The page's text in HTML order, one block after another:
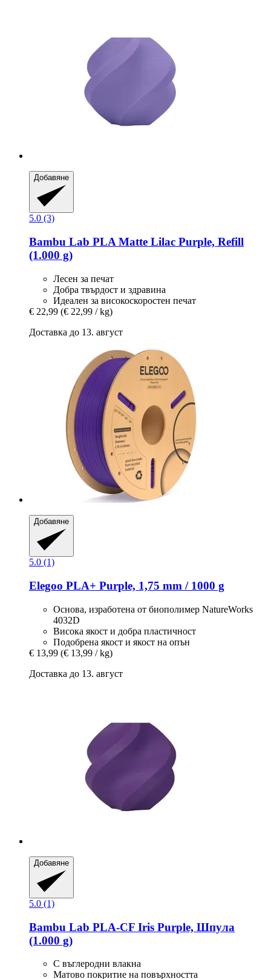
Добавяне
5.0 (3)
Bambu Lab PLA Matte Lilac Purple, Refill
(1.000 g)
Лесен за печат
Добра твърдост и здравина
Идеален за високоскоростен печат
€ 22,99 (€ 22,99 / kg)
Доставка до 13. август
Добавяне
5.0 (1)
Elegoo PLA+ Purple, 1,75 mm / 1000 g
Основа, изработена от биополимер NatureWorks
4032D
Висока якост и добра пластичност
Подобрена якост и якост на опън
€ 13,99 (€ 13,99 / kg)
Доставка до 13. август
Добавяне
5.0 (1)
Bambu Lab PLA-​CF Iris Purple, Шпула
(1.000 g)
С въглеродни влакна
Матово покритие на повърхността